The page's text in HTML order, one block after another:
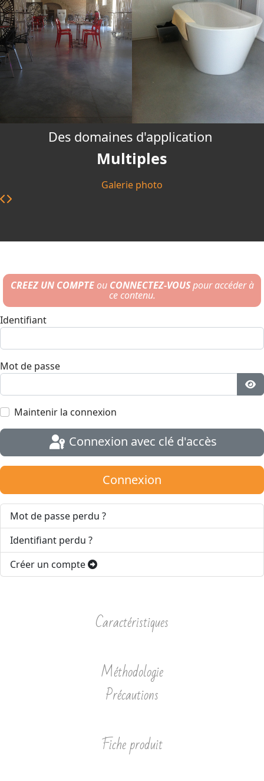
Des domaines d'application
Multiples
Galerie photo
CREEZ UN COMPTEouCONNECTEZ-VOUSpour accéder à
ce contenu.
Identifiant
Mot de passe
Maintenir la connexion
Connexion avec clé d'accès
Connexion
Mot de passe perdu ?
Identifiant perdu ?
Créer un compte
Caractéristiques
Méthodologie
Précautions
Fiche produit